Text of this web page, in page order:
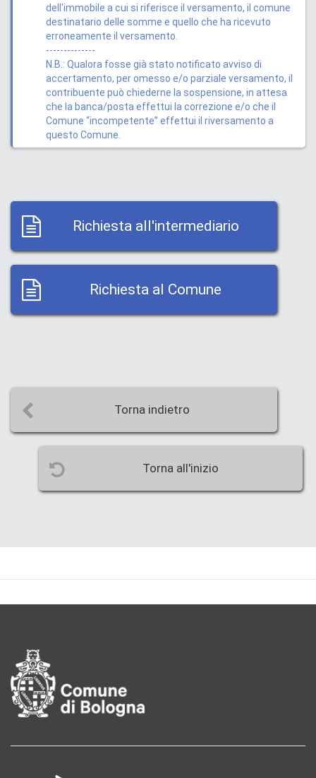
dell'immobile a cui si riferisce il versamento, il comune
destinatario delle somme e quello che ha ricevuto
erroneamente il versamento.​
--------------​
N.B.: Qualora fosse già stato notificato avviso di
accertamento, per omesso e/o parziale versamento, il
contribuente può chiederne la sospensione, in attesa
che la banca/posta effettui la correzione e/o che il
Comune “incompetente” effettui il riversamento a
questo Comune.​
Richiesta all'intermediario
Richiesta al Comune
Torna indietro
Torna all'inizio